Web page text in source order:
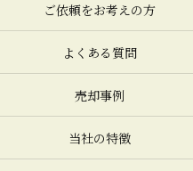
ご依頼をお考えの方
よくある質問
売却事例
当社の特徴